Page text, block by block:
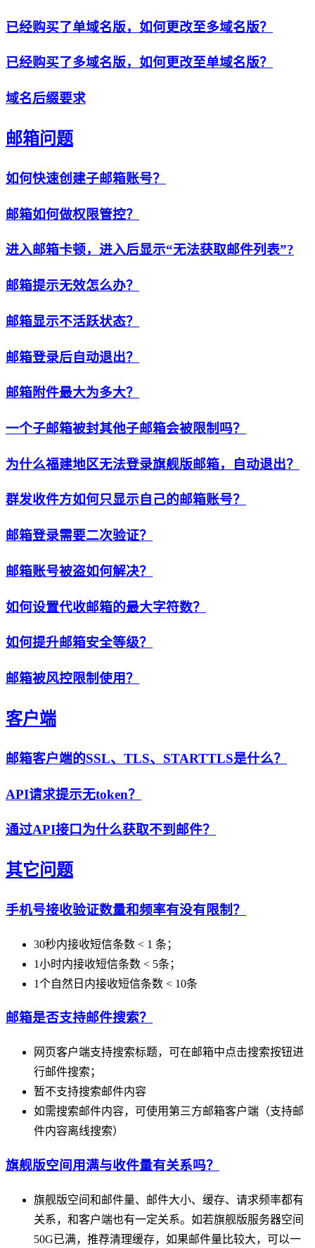
已经购买了单域名版，如何更改至多域名版？
已经购买了多域名版，如何更改至单域名版？
域名后缀要求
邮箱问题
如何快速创建子邮箱账号？
邮箱如何做权限管控？
进入邮箱卡顿，进入后显示“无法获取邮件列表”?
邮箱提示无效怎么办？
邮箱显示不活跃状态？
邮箱登录后自动退出？
邮箱附件最大为多大？
一个子邮箱被封其他子邮箱会被限制吗？
为什么福建地区无法登录旗舰版邮箱，自动退出？
群发收件方如何只显示自己的邮箱账号？
邮箱登录需要二次验证？
邮箱账号被盗如何解决？
如何设置代收邮箱的最大字符数？
如何提升邮箱安全等级？
邮箱被风控限制使用？
客户端
邮箱客户端的SSL、TLS、STARTTLS是什么？
API请求提示无token？
通过API接口为什么获取不到邮件？
其它问题
手机号接收验证数量和频率有没有限制？
30秒内接收短信条数 < 1 条；
1小时内接收短信条数 < 5条；
1个自然日内接收短信条数 < 10条
邮箱是否支持邮件搜索？
网页客户端支持搜索标题，可在邮箱中点击搜索按钮进
行邮件搜索；
暂不支持搜索邮件内容
如需搜索邮件内容，可使用第三方邮箱客户端（支持邮
件内容离线搜索）
旗舰版空间用满与收件量有关系吗？
旗舰版空间和邮件量、邮件大小、缓存、请求频率都有
关系，和客户端也有一定关系。如若旗舰版服务器空间
50G已满，推荐清理缓存，如果邮件量比较大，可以一